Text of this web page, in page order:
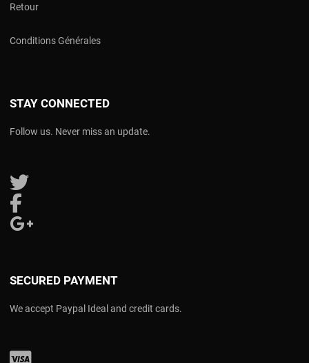
Retour
Conditions Générales
STAY CONNECTED
Follow us. Never miss an update.
Follow us on Twitter
SECURED PAYMENT
We accept Paypal Ideal and credit cards.